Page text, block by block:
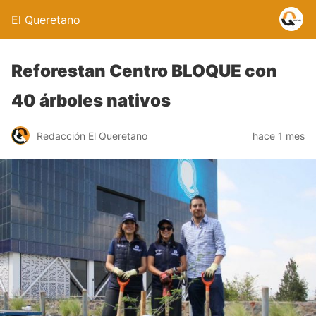
El Queretano
Reforestan Centro BLOQUE con
40 árboles nativos
Redacción El Queretano hace 1 mes